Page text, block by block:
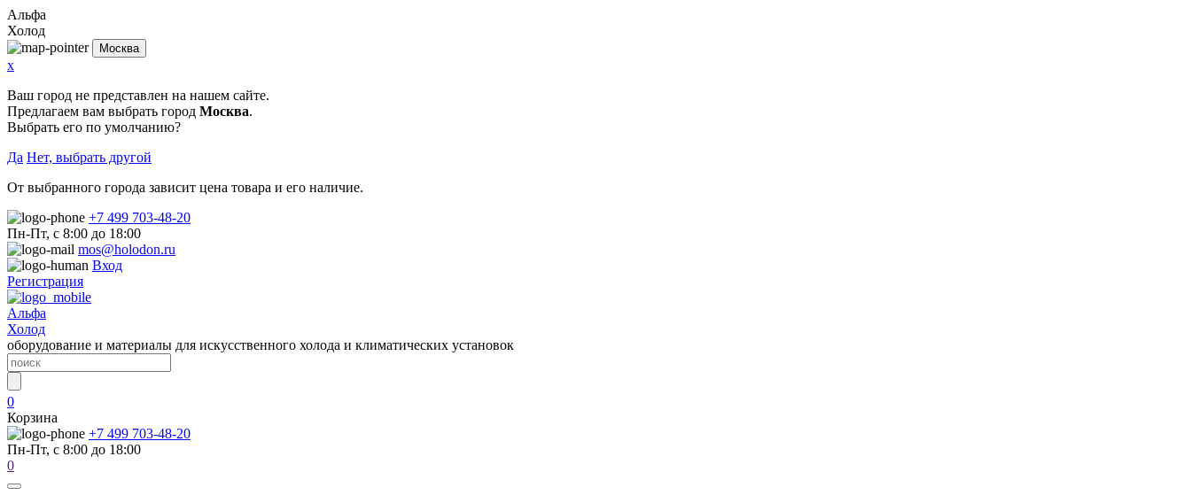
Альфа
Холод
Москва
x
Ваш город не представлен на нашем сайте.
Предлагаем вам выбрать город Москва.
Выбрать его по умолчанию?
Да Нет, выбрать другой
От выбранного города зависит цена товара и его наличие.
+7 499 703-48-20
Пн-Пт, с 8:00 до 18:00
mos@holodon.ru
Вход
Регистрация
Альфа
Холод
оборудование и материалы для искусственного холода и климатических установок
0
Корзина
+7 499 703-48-20
Пн-Пт, с 8:00 до 18:00
0